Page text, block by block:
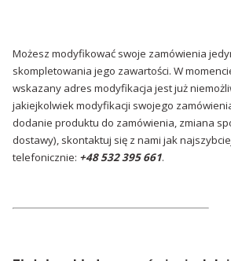
Możesz modyfikować swoje zamówienia
skompletowania jego zawartości. W
wskazany adres modyfikacja jest już
jakiejkolwiek modyfikacji swojego
dodanie produktu do zamówienia, zmiana
dostawy), skontaktuj się z nami jak
telefonicznie: +48 532 395 661.